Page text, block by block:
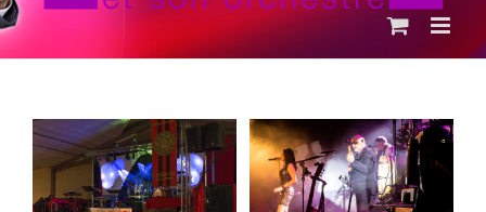
Photo #20